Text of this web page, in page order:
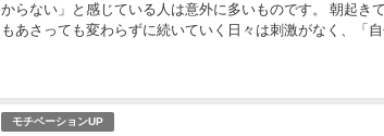
からない」と感じている人は意外に多いものです。 朝起き
もあさっても変わらずに続いていく日々は刺激がなく、「
モチベーションUP